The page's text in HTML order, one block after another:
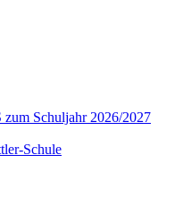
zum Schuljahr 2026/2027
Schule